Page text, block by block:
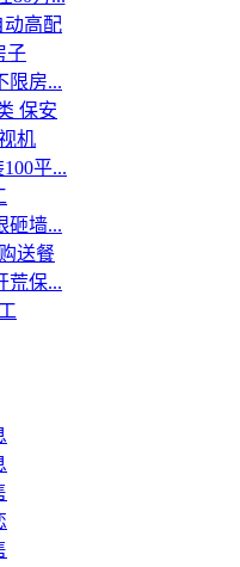
动高配
子
限房...
保安
机
平...
砸墙...
送餐
荒保...